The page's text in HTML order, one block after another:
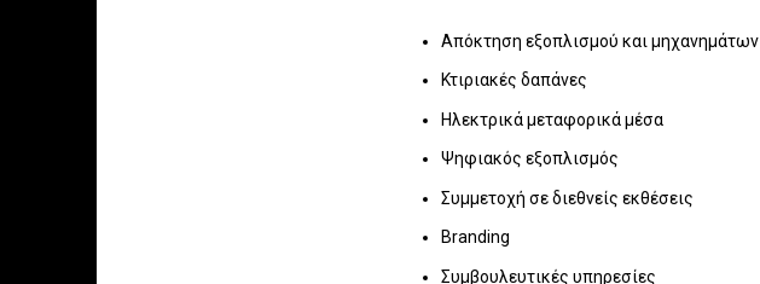
Απόκτηση εξοπλισμού και μηχανημάτων
Κτιριακές δαπάνες
Ηλεκτρικά μεταφορικά μέσα
Ψηφιακός εξοπλισμός
Συμμετοχή σε διεθνείς εκθέσεις
Branding
Συμβουλευτικές υπηρεσίες